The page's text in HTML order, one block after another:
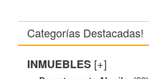
Categorías Destacadas!
INMUEBLES [+]